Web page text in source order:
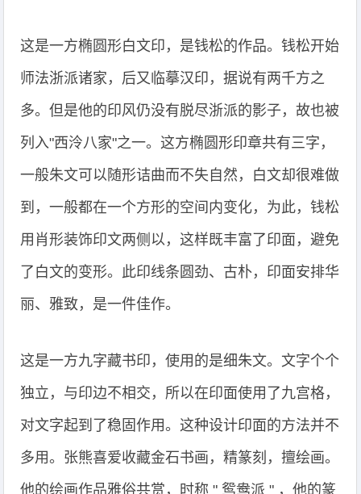
这是一方椭圆形白文印，是钱松的作品。钱松开始
师法浙派诸家，后又临摹汉印，据说有两千方之
多。但是他的印风仍没有脱尽浙派的影子，故也被
列入"西泠八家"之一。这方椭圆形印章共有三字，
一般朱文可以随形诘曲而不失自然，白文却很难做
到，一般都在一个方形的空间内变化，为此，钱松
用肖形装饰印文两侧以，这样既丰富了印面，避免
了白文的变形。此印线条圆劲、古朴，印面安排华
丽、雅致，是一件佳作。
这是一方九字藏书印，使用的是细朱文。文字个个
独立，与印边不相交，所以在印面使用了九宫格，
对文字起到了稳固作用。这种设计印面的方法并不
多用。张熊喜爱收藏金石书画，精篆刻，擅绘画。
他的绘画作品雅俗共赏，时称 " 鸳鸯派 " ，他的篆